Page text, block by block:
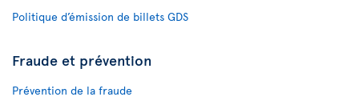
Politique d’émission de billets GDS
Fraude et prévention
Prévention de la fraude